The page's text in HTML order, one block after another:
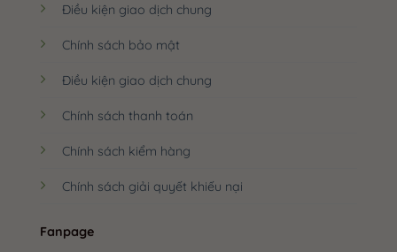
Điều kiện giao dịch chung
Chính sách bảo mật
Điều kiện giao dịch chung
Chính sách thanh toán
Chính sách kiểm hàng
Chính sách giải quyết khiếu nại
Fanpage